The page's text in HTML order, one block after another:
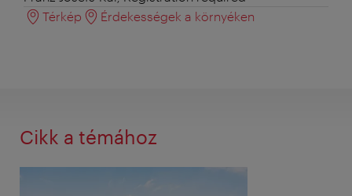
Térkép
Érdekességek a környéken
Cikk a témához